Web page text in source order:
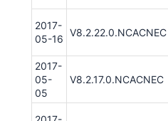
2017-
05-16
V8.2.22.0.NCACNEC
2017-
05-
05
V8.2.17.0.NCACNEC